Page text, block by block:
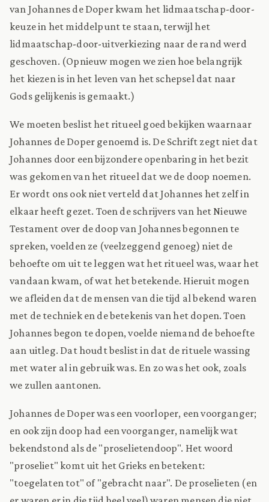
van Johannes de Doper kwam het lidmaatschap-door-
keuze in het middelpunt te staan, terwijl het
lidmaatschap-door-uitverkiezing naar de rand werd
geschoven. (Opnieuw mogen we zien hoe belangrijk
het kiezen is in het leven van het schepsel dat naar
Gods gelijkenis is gemaakt.)
We moeten beslist het ritueel goed bekijken waarnaar
Johannes de Doper genoemd is. De Schrift zegt niet dat
Johannes door een bijzondere openbaring in het bezit
was gekomen van het ritueel dat we de doop noemen.
Er wordt ons ook niet verteld dat Johannes het zelf in
elkaar heeft gezet. Toen de schrijvers van het Nieuwe
Testament over de doop van Johannes begonnen te
spreken, voelden ze (veelzeggend genoeg) niet de
behoefte om uit te leggen wat het ritueel was, waar het
vandaan kwam, of wat het betekende. Hieruit mogen
we afleiden dat de mensen van die tijd al bekend waren
met de techniek en de betekenis van het dopen. Toen
Johannes begon te dopen, voelde niemand de behoefte
aan uitleg. Dat houdt beslist in dat de rituele wassing
met water al in gebruik was. En zo was het ook, zoals
we zullen aantonen.
Johannes de Doper was een voorloper, een voorganger;
en ook zijn doop had een voorganger, namelijk wat
bekendstond als de "proselietendoop". Het woord
"proseliet" komt uit het Grieks en betekent:
"toegelaten tot" of "gebracht naar". De proselieten (en